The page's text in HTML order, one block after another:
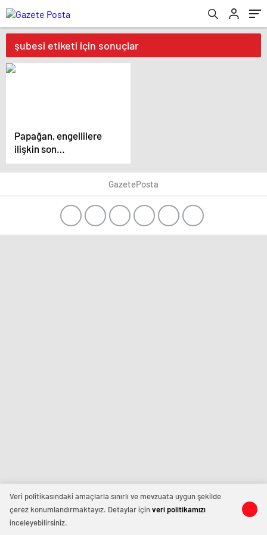
şubesi etiketi için sonuçlar
Papağan, engellilere
ilişkin son
düzenlemeleri yetersiz
buldu
GazetePosta
Veri politikasındaki amaçlarla sınırlı ve mevzuata uygun şekilde
çerez konumlandırmaktayız. Detaylar içinveri politikamızı
inceleyebilirsiniz.